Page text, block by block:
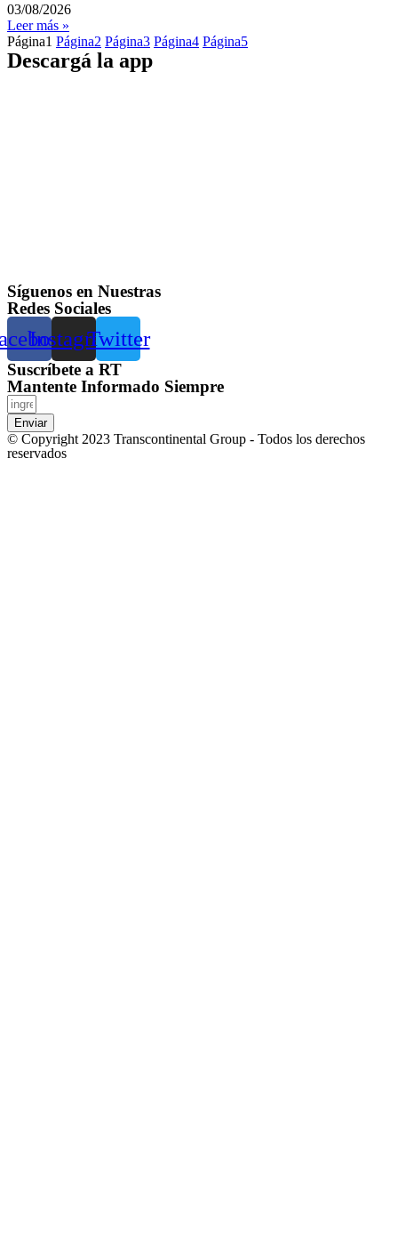
03/08/2026
Leer más »
Página1 Página2 Página3 Página4 Página5
Descargá la app
Síguenos en Nuestras
Redes Sociales
InstagramTwitter
Suscríbete a RT
Mantente Informado Siempre
Enviar
© Copyright 2023 Transcontinental Group - Todos los derechos
reservados